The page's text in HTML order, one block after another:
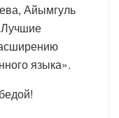
Айымгуль
языка».